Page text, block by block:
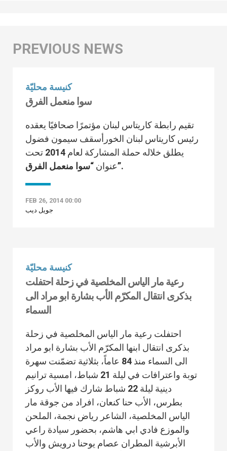
كنيسة محليّة
سوا منعمل الفرق
تقيم رابطة كاريتاس لبنان مؤتمرًا صحافيًا يعقده
رئيس كاريتاس لبنان الخورأسقف سيمون فضول
يطلق خلاله حملة المشاركة لعام 2014 تحت
عنوان“سوا منعمل الفرق”.
FEB 26, 2014 00:00
جويل ديب
كنيسة محليّة
رعية مار الياس المخلصية في زحلة احتفلت
بذكرى انتقال المكرّم الأب بشارة ابو مراد الى
السماء
احتفلت رعية مار الياس المخلصية في زحلة
بذكرى انتقال ابنها المكرّم الأب بشارة ابو مراد
الى السماء منذ 84 عاماً، بثلاثية تضمّنت سهرة
توبة واعترافات في ليلة 21 شباط، امسية ترانيم
دينية ليلة 22 شباط شارك فيها الأب روكز
بطرس، الأب حنا كنعان، افراد من جوقة مار
الياس المخلصية، الشاعر رياض نجمة، الملحن
والموزع فادي ابي هاشم، بحضور سيادة راعي
الأبرشية المطران عصام يوحنا درويش والأب